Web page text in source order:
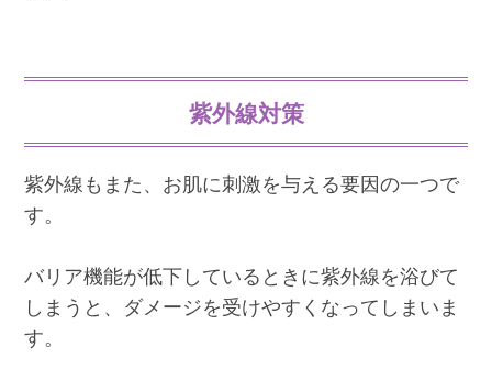
紫外線対策
紫外線もまた、お肌に刺激を与える要因の一つで
す。
バリア機能が低下しているときに紫外線を浴びて
しまうと、ダメージを受けやすくなってしまいま
す。